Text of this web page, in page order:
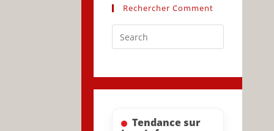
Rechercher Comment
Escape
close
the
Tendance sur